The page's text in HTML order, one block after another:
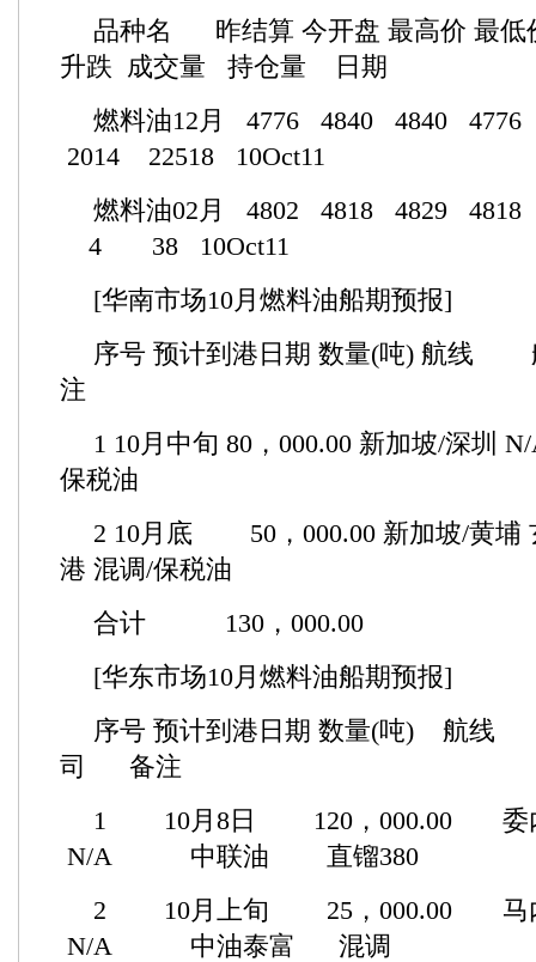
品种名 昨结算 今开盘 最高价 最低
升跌 成交量 持仓量 日期
燃料油12月 4776 4840 4840
2014 22518 10Oct11
燃料油02月 4802 4818 4829
4 38 10Oct11
[华南市场10月燃料油船期预报]
序号 预计到港日期 数量(吨) 航线
注
1 10月中旬 80，000.00 新加坡/深圳
保税油
2 10月底 50，000.00 新加坡/黄埔
港 混调/保税油
合计 130，000.00
[华东市场10月燃料油船期预报]
序号 预计到港日期 数量(吨) 航
司 备注
1 10月8日 120，000.00 委
N/A 中联油 直镏380
2 10月上旬 25，000.00 马
N/A 中油泰富 混调